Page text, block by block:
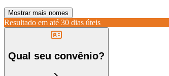
Mostrar mais nomes
Resultado em até 30 dias úteis
Qual seu convênio?